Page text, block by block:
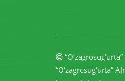
“O‘zagrosug‘urta”